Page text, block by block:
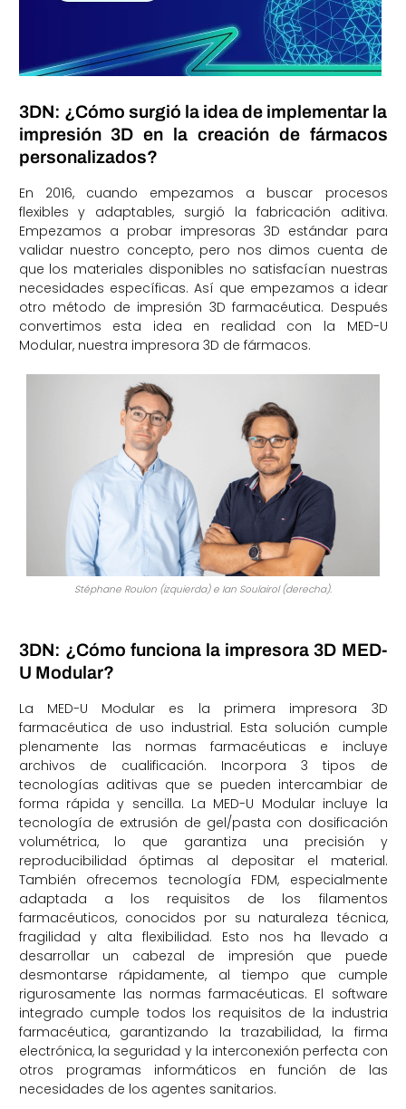
3DN: ¿Cómo surgió la idea de implementar la
impresión 3D en la creación de fármacos
personalizados?
En 2016, cuando empezamos a buscar procesos
flexibles y adaptables, surgió la fabricación aditiva.
Empezamos a probar impresoras 3D estándar para
validar nuestro concepto, pero nos dimos cuenta de
que los materiales disponibles no satisfacían nuestras
necesidades específicas. Así que empezamos a idear
otro método de impresión 3D farmacéutica. Después
convertimos esta idea en realidad con la MED-U
Modular, nuestra impresora 3D de fármacos.
Stéphane Roulon (izquierda) e Ian Soulairol (derecha).
3DN: ¿Cómo funciona la impresora 3D MED-
U Modular?
La MED-U Modular es la primera impresora 3D
farmacéutica de uso industrial. Esta solución cumple
plenamente las normas farmacéuticas e incluye
archivos de cualificación. Incorpora 3 tipos de
tecnologías aditivas que se pueden intercambiar de
forma rápida y sencilla. La MED-U Modular incluye la
tecnología de extrusión de gel/pasta con dosificación
volumétrica, lo que garantiza una precisión y
reproducibilidad óptimas al depositar el material.
También ofrecemos tecnología FDM, especialmente
adaptada a los requisitos de los filamentos
farmacéuticos, conocidos por su naturaleza técnica,
fragilidad y alta flexibilidad. Esto nos ha llevado a
desarrollar un cabezal de impresión que puede
desmontarse rápidamente, al tiempo que cumple
rigurosamente las normas farmacéuticas. El software
integrado cumple todos los requisitos de la industria
farmacéutica, garantizando la trazabilidad, la firma
electrónica, la seguridad y la interconexión perfecta con
otros programas informáticos en función de las
necesidades de los agentes sanitarios.